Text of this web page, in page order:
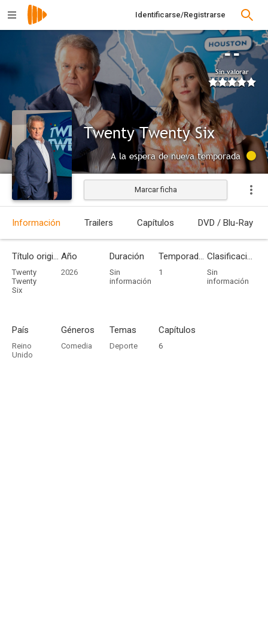
Identificarse/Registrarse
--
Sin valorar
Twenty Twenty Six
A la espera de nueva temporada
Marcar ficha
Información Trailers Capítulos DVD / Blu-Ray
Título original
Twenty
Twenty
Six
Año
2026
Duración
Sin
información
Temporadas
1
Clasificación por edades
Sin
información
País
Reino
Unido
Géneros
Comedia
Temas
Deporte
Capítulos
6